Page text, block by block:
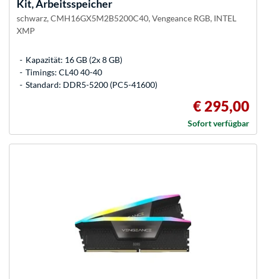
Kit, Arbeitsspeicher
schwarz, CMH16GX5M2B5200C40, Vengeance RGB, INTEL
XMP
Kapazität: 16 GB (2x 8 GB)
Timings: CL40 40-40
Standard: DDR5-5200 (PC5-41600)
€ 295,00
Sofort verfügbar